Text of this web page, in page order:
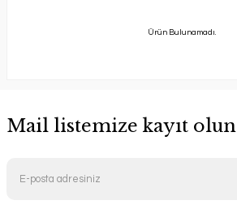
Ürün Bulunamadı.
Mail listemize kayıt olun